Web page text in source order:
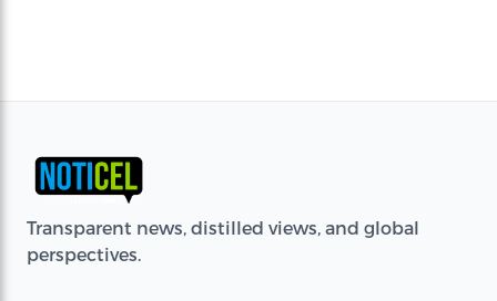
Transparent news, distilled views, and global
perspectives.